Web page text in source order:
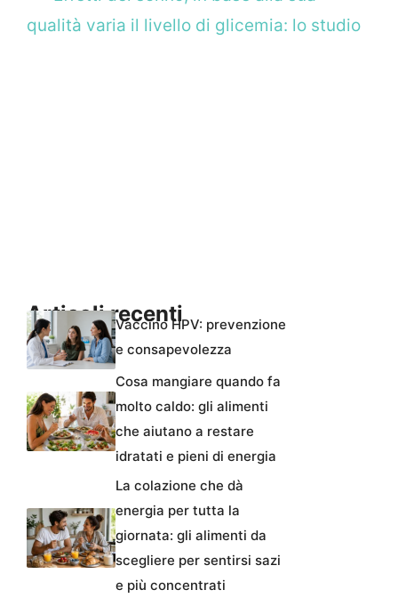
qualità varia il livello di glicemia: lo studio
Articoli recentiVaccino HPV: prevenzione
e consapevolezza
Cosa mangiare quando fa
molto caldo: gli alimenti
che aiutano a restare
idratati e pieni di energia
La colazione che dà
energia per tutta la
giornata: gli alimenti da
scegliere per sentirsi sazi
e più concentrati